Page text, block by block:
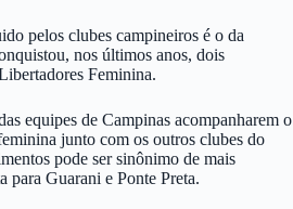
pelos clubes campineiros é o da
nos últimos anos, dois
Feminina.
equipes de Campinas acompanharem o
junto com os outros clubes do
pode ser sinônimo de mais
para Guarani e Ponte Preta.